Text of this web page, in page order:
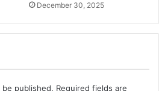
December 30, 2025
published. Required fields are